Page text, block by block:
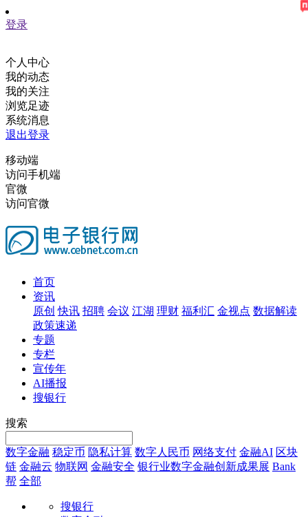
登录
个人中心
我的动态
我的关注
浏览足迹
系统消息
退出登录
移动端
访问手机端
官微
访问官微
首页
资讯
原创 快讯 招聘 会议 江湖 理财 福利汇 金视点 数据解读
政策速递
专题
专栏
宣传年
AI播报
搜银行
搜索
数字金融 稳定币 隐私计算 数字人民币 网络支付 金融AI 区块
链 金融云 物联网 金融安全 银行业数字金融创新成果展 Bank
帮 全部
搜银行